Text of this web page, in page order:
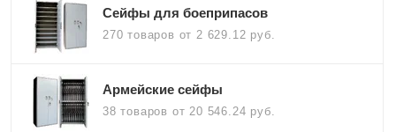
Сейфы для боеприпасов
270 товаров от 2 629.12 руб.
Армейские сейфы
38 товаров от 20 546.24 руб.